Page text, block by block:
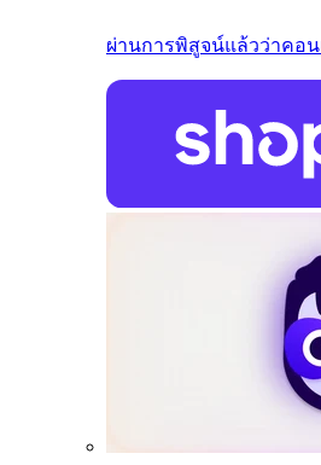
ผ่านการพิสูจน์แล้วว่าคอน